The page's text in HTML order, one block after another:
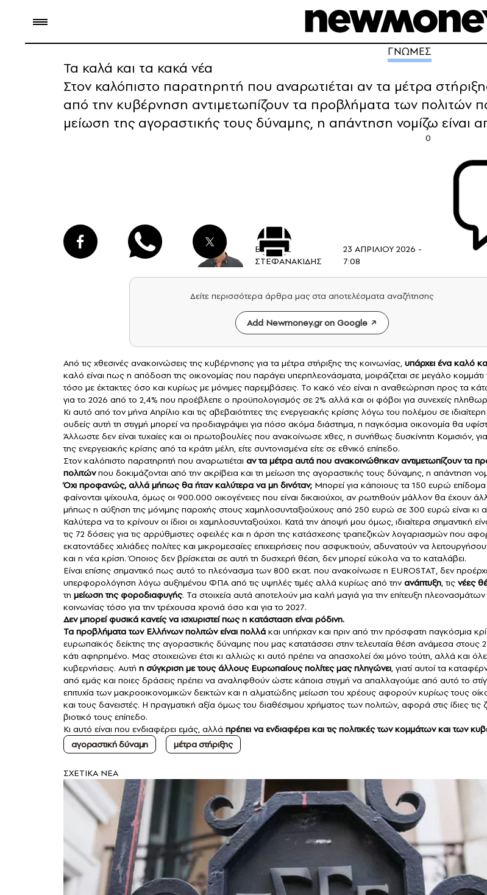
ΓΝΩΜΕΣ
Τα καλά και τα κακά νέα
Στον καλόπιστο παρατηρητή που αναρωτιέται αν τα μέτρα
από την κυβέρνηση αντιμετωπίζουν τα προβλήματα των πολιτών
μείωση της αγοραστικής τους δύναμης, η απάντηση νομίζω είναι
ΒΑΣΙΛΗΣ
ΣΤΕΦΑΝΑΚΙΔΗΣ
23 ΑΠΡΙΛΙΟΥ 2026 -
7:08
0
Δείτε περισσότερα άρθρα μας στα αποτελέσματα αναζήτησης
Add Newmoney.gr on Google
Από τις χθεσινές ανακοινώσεις της κυβέρνησης για τα μέτρα στήριξης της κοινωνίας, υπάρχει ένα καλό
καλό είναι πως η απόδοση της οικονομίας που παράγει υπερπλεονάσματα, μοιράζεται σε μεγάλο κομμάτι
τόσο με έκτακτες όσο και κυρίως με μόνιμες παρεμβάσεις. Το κακό νέο είναι η αναθεώρηση προς τα
για το 2026 από το 2,4% που προέβλεπε ο προϋπολογισμός σε 2% αλλά και οι φόβοι για συνεχείς
Κι αυτό από τον μήνα Απρίλιο και τις αβεβαιότητες της ενεργειακής κρίσης λόγω του πολέμου σε
ουδείς αυτή τη στιγμή μπορεί να προδιαγράψει για πόσο ακόμα διάστημα, η παγκόσμια οικονομία θα
Άλλωστε δεν είναι τυχαίες και οι πρωτοβουλίες που ανακοίνωσε χθες, η συνήθως δυσκίνητη Κομισιόν, για
της ενεργειακής κρίσης από τα κράτη μέλη, είτε συντονισμένα είτε σε εθνικό επίπεδο.
Στον καλόπιστο παρατηρητή που αναρωτιέται αν τα μέτρα αυτά που ανακοινώθηκαν αντιμετωπίζουν τα
πολιτώνπου δοκιμάζονται από την ακρίβεια και τη μείωση της αγοραστικής τους δύναμης, η απάντηση
Όχι προφανώς, αλλά μήπως θα ήταν καλύτερα να μη δινόταν; Μπορεί για κάποιους τα 150 ευρώ επίδομα
φαίνονται ψίχουλα, όμως οι 900.000 οικογένειες που είναι δικαιούχοι, αν ρωτηθούν μάλλον θα έχουν
μήπως η αύξηση της μόνιμης παροχής στους χαμηλοσυνταξιούχους από 250 ευρώ σε 300 ευρώ είναι κι
Καλύτερα να το κρίνουν οι ίδιοι οι χαμηλοσυνταξιούχοι. Κατά την άποψή μου όμως, ιδιαίτερα σημαντική
τις 72 δόσεις για τις αρρύθμιστες οφειλές και η άρση της κατάσχεσης τραπεζικών λογαριασμών που
εκατοντάδες χιλιάδες πολίτες και μικρομεσαίες επιχειρήσεις που ασφυκτιούν, αδυνατούν να
και η νέα κρίση. Όποιος δεν βρίσκεται σε αυτή τη δυσχερή θέση, δεν μπορεί εύκολα να το καταλάβει.
Είναι επίσης σημαντικό πως αυτό το πλεόνασμα των 800 εκατ. που ανακοίνωσε η EUROSTAT, δεν
υπερφορολόγηση λόγω αυξημένου ΦΠΑ από τις υψηλές τιμές αλλά κυρίως από τηνανάπτυξη, τις νέες
τη μείωση της φοροδιαφυγής. Τα στοιχεία αυτά αποτελούν μια καλή μαγιά για την επίτευξη
κοινωνίας τόσο για την τρέχουσα χρονιά όσο και για το 2027.
Δεν μπορεί φυσικά κανείς να ισχυριστεί πως η κατάσταση είναι ρόδινη.
Τα προβλήματα των Ελλήνων πολιτών είναι πολλά και υπήρχαν και πριν από την πρόσφατη παγκόσμια
ευρωπαϊκός δείκτης της αγοραστικής δύναμης που μας κατατάσσει στην τελευταία θέση ανάμεσα στους
κάτι αφηρημένο. Μας στοιχειώνει έτσι κι αλλιώς κι αυτό πρέπει να απασχολεί όχι μόνο τούτη, αλλά και
κυβερνήσεις. Αυτή η σύγκριση με τους άλλους Ευρωπαίους πολίτες μας πληγώνει, γιατί αυτοί τα
από εμάς και ποιες δράσεις πρέπει να αναληφθούν ώστε κάποια στιγμή να απαλλαγούμε από αυτό το
επιτυχία των μακροοικονομικών δεικτών και η αλματώδης μείωση του χρέους αφορούν κυρίως τους
και τους δανειστές. Η πραγματική αξία όμως του διαθέσιμου χρήματος των πολιτών, αφορά στις ίδιες τις
βιοτικό τους επίπεδο.
Κι αυτό είναι που ενδιαφέρει εμάς, αλλά πρέπει να ενδιαφέρει και τις πολιτικές των κομμάτων και των
αγοραστική δύναμη
μέτρα στήριξης
ΣXETIKA NEA